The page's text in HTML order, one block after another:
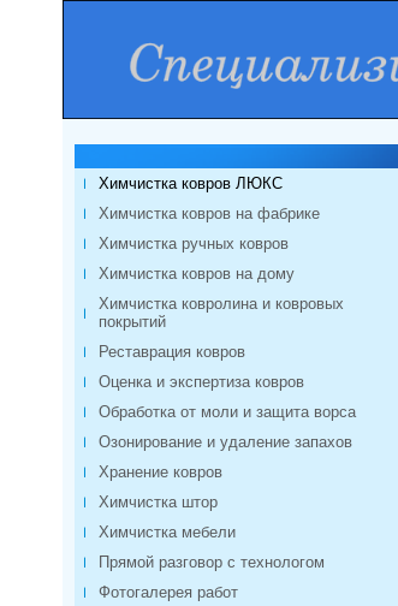
Химчистка ковров ЛЮКС
Химчистка ковров на фабрике
Химчистка ручных ковров
Химчистка ковров на дому
Химчистка ковролина и ковровых
покрытий
Реставрация ковров
Оценка и экспертиза ковров
Обработка от моли и защита ворса
Озонирование и удаление запахов
Хранение ковров
Химчистка штор
Химчистка мебели
Прямой разговор с технологом
Фотогалерея работ